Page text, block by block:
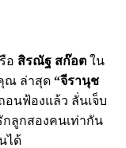
อ สิรณัฐ สก๊อต ใน
ณ ล่าสุด “จีรานุช
นฟ้องแล้ว ลั่นเจ็บ
กลูกสองคนเท่ากัน
ได้